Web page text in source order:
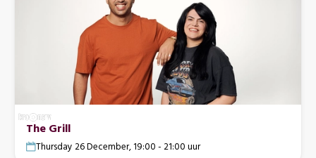
The Grill
Thursday 26 December, 19:00 - 21:00 uur